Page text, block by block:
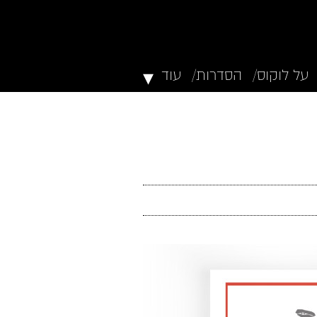
על לוקוס/ הסדרות/ עוד ▾